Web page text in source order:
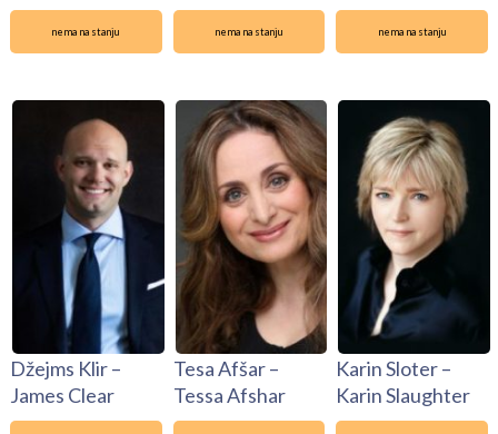
nema na stanju
Džejms Klir –
James Clear
nema na stanju
Tesa Afšar –
Tessa Afshar
nema na stanju
Karin Sloter –
Karin Slaughter